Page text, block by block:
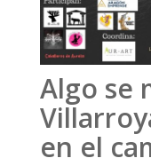
Algo se
en el